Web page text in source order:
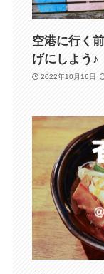
空港に行く
げにしよう
2022年10月16日